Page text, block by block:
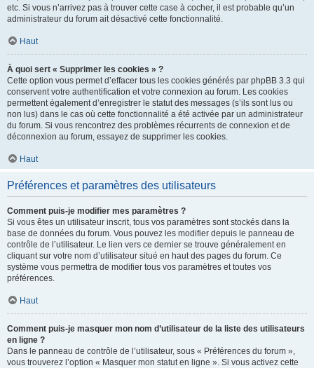
etc. Si vous n’arrivez pas à trouver cette case à cocher, il est probable qu’un
administrateur du forum ait désactivé cette fonctionnalité.
Haut
À quoi sert « Supprimer les cookies » ?
Cette option vous permet d’effacer tous les cookies générés par phpBB 3.3 qui
conservent votre authentification et votre connexion au forum. Les cookies
permettent également d’enregistrer le statut des messages (s’ils sont lus ou
non lus) dans le cas où cette fonctionnalité a été activée par un administrateur
du forum. Si vous rencontrez des problèmes récurrents de connexion et de
déconnexion au forum, essayez de supprimer les cookies.
Haut
Préférences et paramètres des utilisateurs
Comment puis-je modifier mes paramètres ?
Si vous êtes un utilisateur inscrit, tous vos paramètres sont stockés dans la
base de données du forum. Vous pouvez les modifier depuis le panneau de
contrôle de l’utilisateur. Le lien vers ce dernier se trouve généralement en
cliquant sur votre nom d’utilisateur situé en haut des pages du forum. Ce
système vous permettra de modifier tous vos paramètres et toutes vos
préférences.
Haut
Comment puis-je masquer mon nom d’utilisateur de la liste des utilisateurs
en ligne ?
Dans le panneau de contrôle de l’utilisateur, sous « Préférences du forum »,
vous trouverez l’option « Masquer mon statut en ligne ». Si vous activez cette